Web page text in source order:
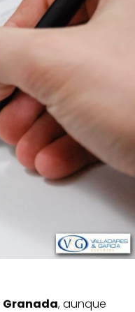
Granada, aunque